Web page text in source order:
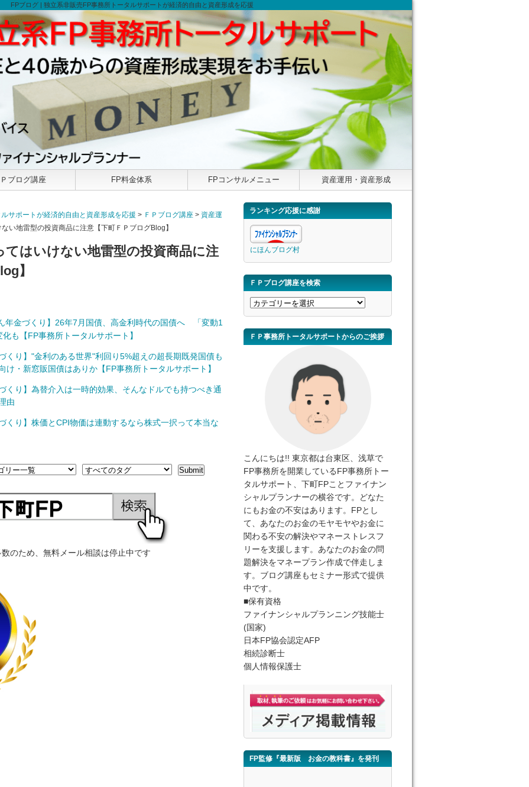
FPブログ | 独立系非販売FP事務所トータルサポートが経済的自由と資産形成を応援
Ｐブログ講座 FP料金体系 FPコンサルメニュー 資産運用・資産形成
サポートが経済的自由と資産形成を応援 > ＦＰブログ講座 > 資産運
い地雷型の投資商品に注意【下町ＦＰブログBlog】
はいけない地雷型の投資商品に注
】
年金づくり】26年7月国債、高金利時代の国債へ 「変動1
も【FP事務所トータルサポート】
くり】"金利のある世界"利回り5%超えの超長期既発国債も
け・新窓販国債はありか【FP事務所トータルサポート】
くり】為替介入は一時的効果、そんなドルでも持つべき通
由
くり】株価とCPI物価は連動するなら株式一択って本当な
のため、無料メール相談は停止中です
ランキング応援に感謝
にほんブログ村
ＦＰブログ講座を検索
Ｆ
Ｐ
ブ
ＦＰ事務所トータルサポートからのご挨拶
こんにちは!! 東京都は台東区、浅草で
FP事務所を開業しているFP事務所トー
タルサポート、下町FPことファイナン
シャルプランナーの横谷です。どなた
にもお金の不安はあります。FPとし
て、あなたのお金のモヤモヤやお金に
関わる不安の解決やマネーストレスフ
リーを支援します。あなたのお金の問
題解決をマネープラン作成で伴走しま
す。ブログ講座もセミナー形式で提供
中です。
■保有資格
ファイナンシャルプランニング技能士
(国家)
日本FP協会認定AFP
相続診断士
個人情報保護士
FP監修『最新版 お金の教科書』を発刊